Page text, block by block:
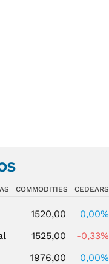
COMMODITIES CEDEARS
1520,00
0,00%
1525,00
-0,33%
1976,00
0,00%